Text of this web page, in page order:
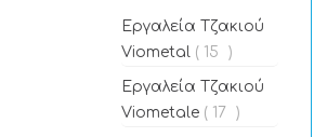
Εργαλεία Tζακιού
Viometal
15
Εργαλεία Tζακιού
Viometale
17